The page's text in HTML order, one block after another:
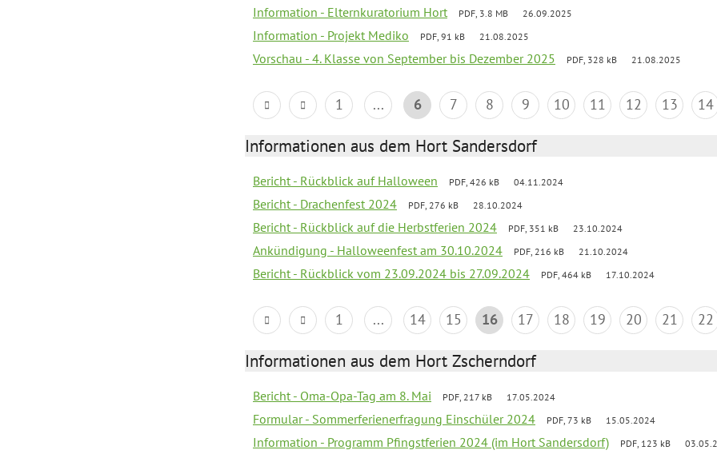
Information - Elternkuratorium Hort PDF, 3.8 MB 26.09.2025
Information - Projekt Mediko PDF, 91 kB 21.08.2025
Vorschau - 4. Klasse von September bis Dezember 2025 PDF, 328 kB 21.08.2025
1 ... 6 7 8 9 10 11 12 13 14
Informationen aus dem Hort Sandersdorf
Bericht - Rückblick auf Halloween PDF, 426 kB 04.11.2024
Bericht - Drachenfest 2024 PDF, 276 kB 28.10.2024
Bericht - Rückblick auf die Herbstferien 2024 PDF, 351 kB 23.10.2024
Ankündigung - Halloweenfest am 30.10.2024 PDF, 216 kB 21.10.2024
Bericht - Rückblick vom 23.09.2024 bis 27.09.2024 PDF, 464 kB 17.10.2024
1 ... 14 15 16 17 18 19 20 21 22
Informationen aus dem Hort Zscherndorf
Bericht - Oma-Opa-Tag am 8. Mai PDF, 217 kB 17.05.2024
Formular - Sommerferienerfragung Einschüler 2024 PDF, 73 kB 15.05.2024
Information - Programm Pfingstferien 2024 (im Hort Sandersdorf) PDF, 123 kB